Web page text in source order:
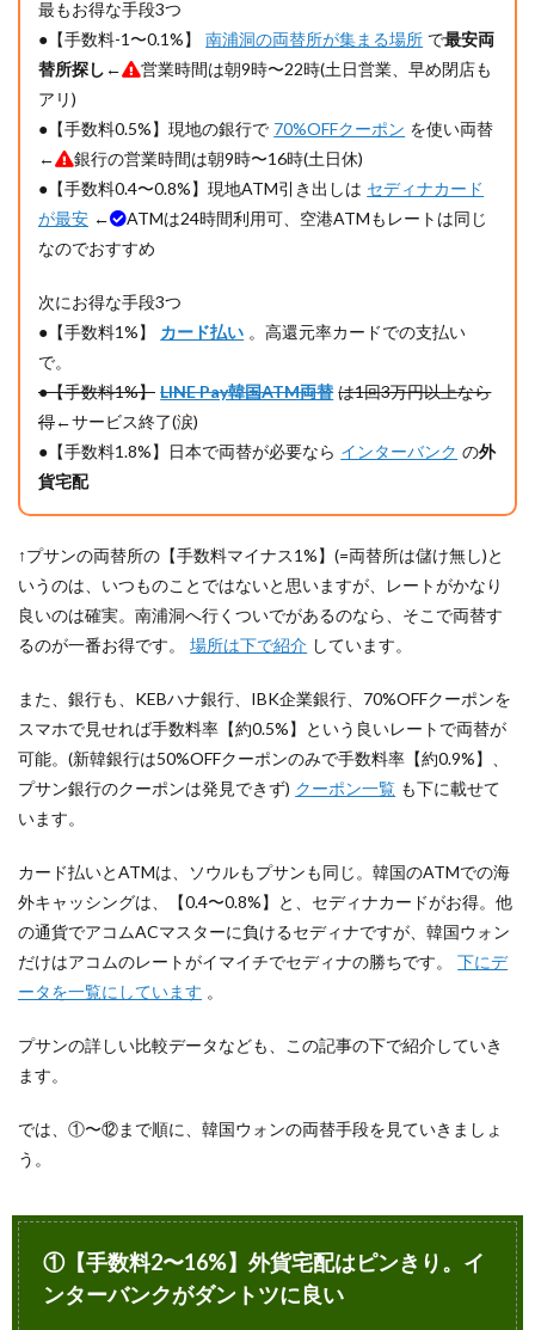
11.2
Konest
さんの
は便利
だがレ
ートは
疑問
11.3
料-1.3〜
プサン
の両替
所
⑩【実
質手数
料1〜
6%】
カード
払い
12.1
のカー
ド払い
は、日
本なら
手数料
が2つ
12.2
国際ブラ
ンドは韓
では
VISA/JCB
より
Master
が良い
12.3
ョッピ
ごとに
海外の
払いで
もポイ
ントは
最もお得な手段3つ
●【手数料-1〜0.1%】
南浦洞の両替所が集まる場所 で最安両
替所探し ←
営業時間は朝9時〜22時(土日営業、早め閉店も
アリ)
●【手数料0.5%】現地の銀行で 70%OFFクーポン を使い両替
←
銀行の営業時間は朝9時〜16時(土日休)
●【手数料0.4〜0.8%】現地ATM引き出しは セディナカード
が最安 ←
ATMは24時間利用可、空港ATMもレートは同じ
なのでおすすめ
次にお得な手段3つ
●【手数料1%】
カード払い 。高還元率カードでの支払い
で。
●【手数料1%】 LINE Pay韓国ATM両替 は1回3万円以上なら
得←サービス終了(涙)
●【手数料1.8%】日本で両替が必要なら インターバンク の外
貨宅配
↑プサンの両替所の【手数料マイナス1%】(=両替所は儲け無し)と
いうのは、いつものことではないと思いますが、レートがかなり
良いのは確実。南浦洞へ行くついでがあるのなら、そこで両替す
るのが一番お得です。
場所は下で紹介 しています。
また、銀行も、KEBハナ銀行、IBK企業銀行、70%OFFクーポンを
スマホで見せれば手数料率【約0.5%】という良いレートで両替が
可能。(新韓銀行は50%OFFクーポンのみで手数料率【約0.9%】、
プサン銀行のクーポンは発見できず) クーポン一覧 も下に載せて
います。
カード払いとATMは、ソウルもプサンも同じ。韓国のATMでの海
外キャッシングは、【0.4〜0.8%】と、セディナカードがお得。他
の通貨でアコムACマスターに負けるセディナですが、韓国ウォン
だけはアコムのレートがイマイチでセディナの勝ちです。
下にデ
ータを一覧にしています 。
プサンの詳しい比較データなども、この記事の下で紹介していき
ます。
では、①〜⑫まで順に、韓国ウォンの両替手段を見ていきましょ
う。
①【手数料2〜16%】外貨宅配はピンきり。イ
ンターバンクがダントツに良い